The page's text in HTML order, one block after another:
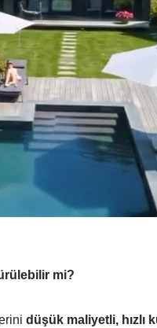
mi?
düşük maliyetli, hızlı